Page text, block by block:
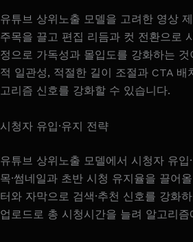
유튜브 상위노출 모델을 고려한 영상
주목을 끌고 편집 리듬과 컷 전환으로
정으로 가독성과 몰입도를 강화하는 것
적 일관성, 적절한 길이 조절과 CTA
고리즘 신호를 강화할 수 있습니다.
시청자 유입·유지 전략
유튜브 상위노출 모델에서 시청자 유
목·썸네일과 초반 시청 유지율을 끌어
터와 자막으로 검색·추천 신호를 강화
업로드로 총 시청시간을 늘려 알고리즘